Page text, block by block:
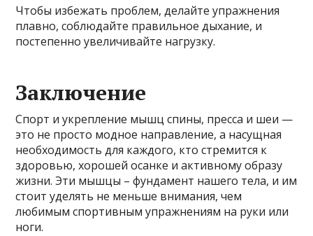
Чтобы избежать проблем, делайте упражнения
плавно, соблюдайте правильное дыхание, и
постепенно увеличивайте нагрузку.
Заключение
Спорт и укрепление мышц спины, пресса и шеи —
это не просто модное направление, а насущная
необходимость для каждого, кто стремится к
здоровью, хорошей осанке и активному образу
жизни. Эти мышцы – фундамент нашего тела, и им
стоит уделять не меньше внимания, чем
любимым спортивным упражнениям на руки или
ноги.